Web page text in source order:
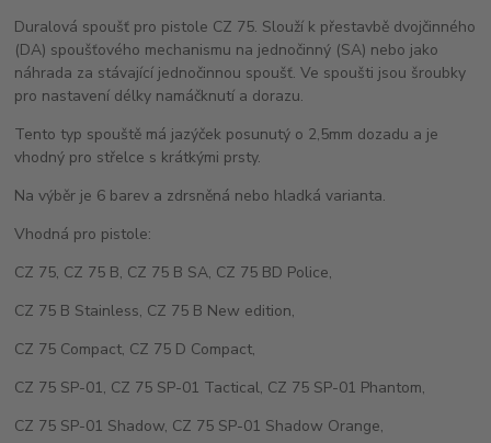
Duralová spoušť pro pistole CZ 75. Slouží k přestavbě dvojčinného
(DA) spoušťového mechanismu na jednočinný (SA) nebo jako
náhrada za stávající jednočinnou spoušť. Ve spoušti jsou šroubky
pro nastavení délky namáčknutí a dorazu.
Tento typ spouště má jazýček posunutý o 2,5mm dozadu a je
vhodný pro střelce s krátkými prsty.
Na výběr je 6 barev a zdrsněná nebo hladká varianta.
Vhodná pro pistole:
CZ 75, CZ 75 B, CZ 75 B SA, CZ 75 BD Police,
CZ 75 B Stainless, CZ 75 B New edition,
CZ 75 Compact, CZ 75 D Compact,
CZ 75 SP-01, CZ 75 SP-01 Tactical, CZ 75 SP-01 Phantom,
CZ 75 SP-01 Shadow, CZ 75 SP-01 Shadow Orange,